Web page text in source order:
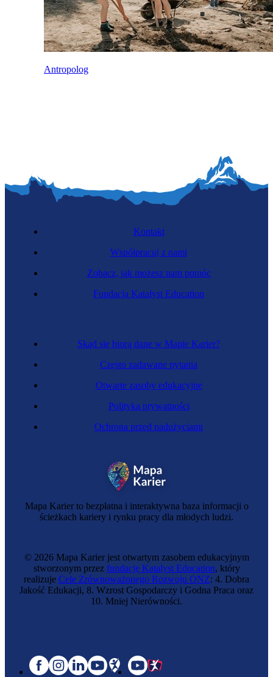
Antropolog
Mapa Karier to bezpłatna i interaktywna baza informacji o
ścieżkach kariery i rynku pracy dla młodych ludzi.
Skąd się biorą dane w Mapie Karier?
Często zadawane pytania
Otwarte zasoby edukacyjne
Polityka prywatności
Ochrona przed nadużyciami
Kontakt
Współpracuj z nami
Zobacz, jak możesz nam pomóc
Fundacja Katalyst Education
© 2026 Mapa Karier jest otwartym zasobem edukacyjnym
stworzonym przez fundację Katalyst Education, który
realizuje Cele Zrównoważonego Rozwoju ONZ: 4. Dobra
Jakość Edukacji, 8. Wzrost Gospodarczy i Godna Praca oraz
10. Mniej Nierówności.